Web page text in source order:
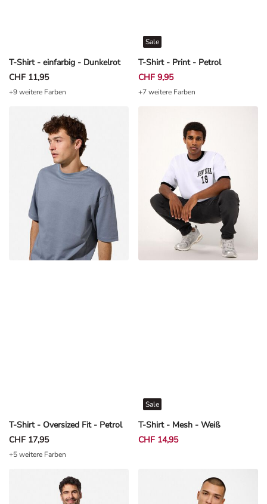
T-Shirt - einfarbig - Dunkelrot
CHF 11,95
+9 weitere Farben
T-Shirt - Print - Petrol
Sale
CHF 9,95
+7 weitere Farben
T-Shirt - Oversized Fit - Petrol
CHF 17,95
+5 weitere Farben
T-Shirt - Mesh - Weiß
Sale
CHF 14,95